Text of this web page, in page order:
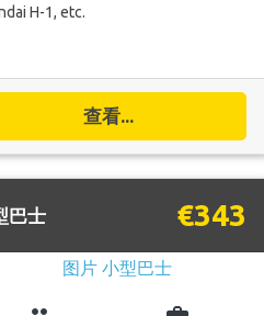
H-1, etc.
查看...
巴士 €343